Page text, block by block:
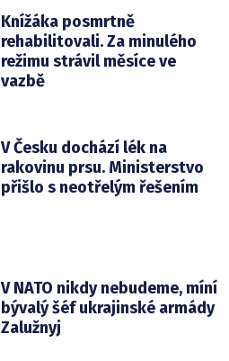
Knížáka posmrtně
rehabilitovali. Za minulého
režimu strávil měsíce ve
vazbě
V Česku dochází lék na
rakovinu prsu. Ministerstvo
přišlo s neotřelým řešením
V NATO nikdy nebudeme, míní
bývalý šéf ukrajinské armády
Zalužnyj